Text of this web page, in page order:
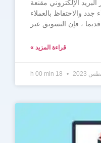
الإلكتروني مقنعة
والاحتفاظ بالعملاء
، فإن التسويق عبر
قراءة المزيد »